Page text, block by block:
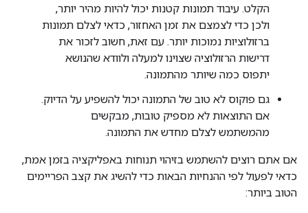
הקלט. עיבוד תמונות קטנות יכול להיות מהיר יותר,
ולכן כדי לצמצם את זמן האחזור, כדאי לצלם תמונות
ברזולוציות נמוכות יותר. עם זאת, חשוב לזכור את
דרישות הרזולוציה שצוינו למעלה ולוודא שהנושא
יתפוס כמה שיותר מהתמונה.
גם פוקוס לא טוב של התמונה יכול להשפיע על הדיוק.
אם התוצאות לא מספיק טובות, מבקשים
מהמשתמש לצלם מחדש את התמונה.
אם אתם רוצים להשתמש בזיהוי תנוחות באפליקציה בזמן אמת,
כדאי לפעול לפי ההנחיות הבאות כדי להשיג את קצב הפריימים
הטוב ביותר: